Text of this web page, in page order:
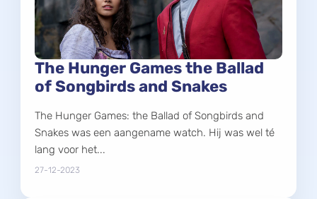
The Hunger Games the Ballad
of Songbirds and Snakes
The Hunger Games: the Ballad of Songbirds and
Snakes was een aangename watch. Hij was wel té
lang voor het...
27-12-2023